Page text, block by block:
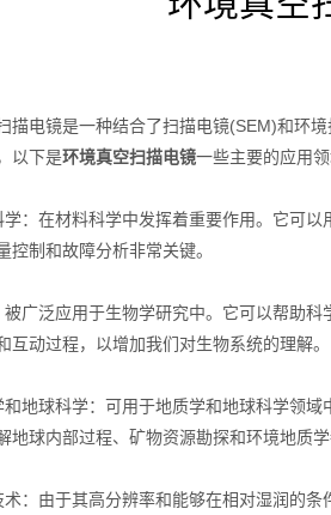
电镜是一种结合了扫描电镜(SEM)和环境
以下是环境真空扫描电镜一些主要的应用领
在材料科学中发挥着重要作用。它可以
控制和故障分析非常关键。
泛应用于生物学研究中。它可以帮助科
互动过程，以增加我们对生物系统的理解。
球科学：可用于地质学和地球科学领域
地球内部过程、矿物资源勘探和环境地质学
由于其高分辨率和能够在相对湿润的条